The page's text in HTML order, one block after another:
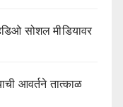
सोशल मीडियावर
आवर्तने तात्काळ